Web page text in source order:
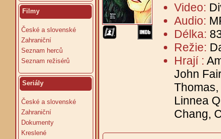
Filmy
České a slovenské
Zahraniční
Seznam herců
Seznam režisérů
Seriály
České a slovenské
Zahraniční
Dokumenty
Kreslené
Video:
Audio:
Délka:
Režie:
Hrají :
John
Linnea
Chang,